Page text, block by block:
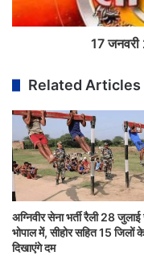
17 जनवरी
Related Articles
अग्निवीर सेना भर्ती रैली 28
भोपाल में, सीहोर सहित 15 जिलों
दिखाएंगे दम